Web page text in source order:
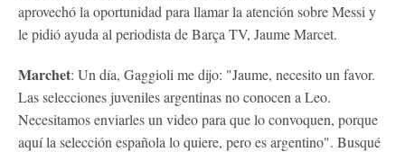
aprovechó la oportunidad para llamar la atención sobre Messi y
le pidió ayuda al periodista de Barça TV, Jaume Marcet.
Marchet: Un día, Gaggioli me dijo: "Jaume, necesito un favor.
Las selecciones juveniles argentinas no conocen a Leo.
Necesitamos enviarles un video para que lo convoquen, porque
aquí la selección española lo quiere, pero es argentino". Busqué